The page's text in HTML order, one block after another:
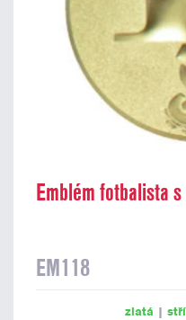
Emblém fotbalista
EM118
zlatá |